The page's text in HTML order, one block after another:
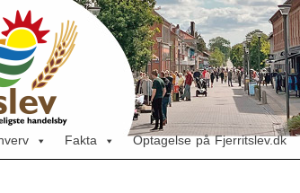
Fakta Optagelse på Fjerritslev.dk